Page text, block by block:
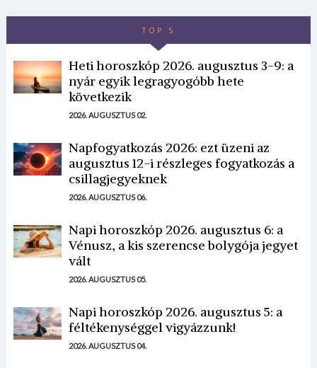
TOP 5
Heti horoszkóp 2026. augusztus 3-9: a
nyár egyik legragyogóbb hete
következik
2026. AUGUSZTUS 02.
Napfogyatkozás 2026: ezt üzeni az
augusztus 12-i részleges fogyatkozás a
csillagjegyeknek
2026. AUGUSZTUS 06.
Napi horoszkóp 2026. augusztus 6: a
Vénusz, a kis szerencse bolygója jegyet
vált
2026. AUGUSZTUS 05.
Napi horoszkóp 2026. augusztus 5: a
féltékenységgel vigyázzunk!
2026. AUGUSZTUS 04.